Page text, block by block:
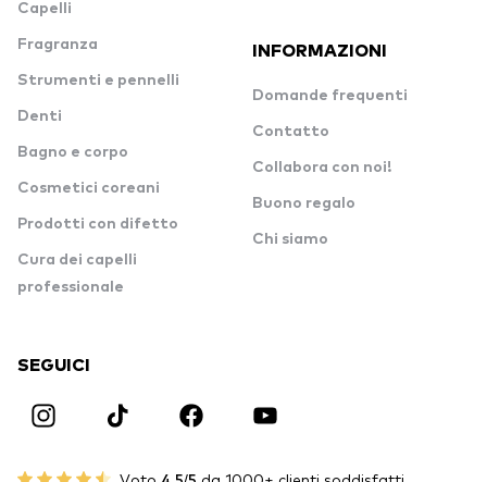
Capelli
Fragranza
Strumenti e pennelli
Denti
Bagno e corpo
Cosmetici coreani
Prodotti con difetto
Cura dei capelli
professionale
INFORMAZIONI
Domande frequenti
Contatto
Collabora con noi!
Buono regalo
Chi siamo
SEGUICI